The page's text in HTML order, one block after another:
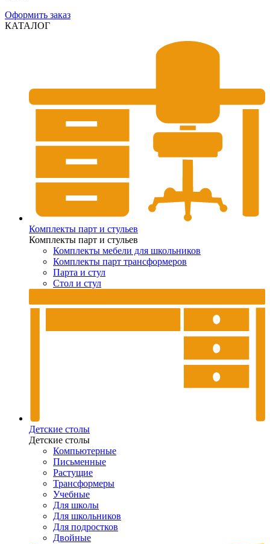
Оформить заказ
КАТАЛОГ
Комплекты парт и стульев
Комплекты парт и стульев
Комплекты мебели для школьников
Комплекты парт трансформеров
Парта и стул
Стол и стул
Детские столы
Детские столы
Компьютерные
Письменные
Растущие
Трансформеры
Учебные
Для школы
Для школьников
Для подростков
Двойные